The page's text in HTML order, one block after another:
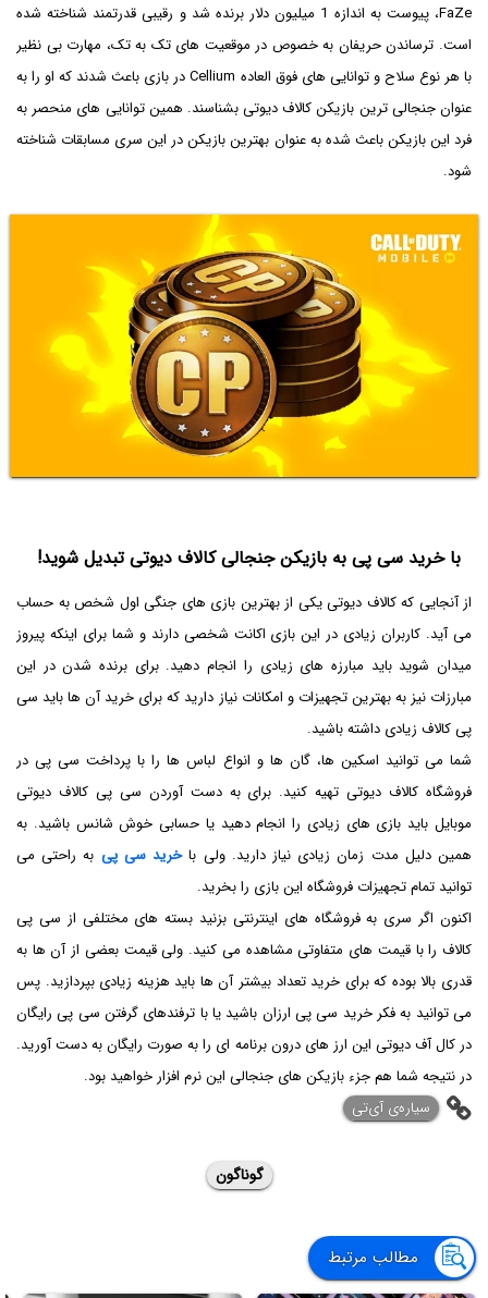
FaZe، پیوست به اندازه 1 میلیون دلار برنده شد و رقیبی قدرتمند شناخته شده
است. ترساندن حریفان به خصوص در موقعیت های تک به تک، مهارت بی نظیر
با هر نوع سلاح و توانایی های فوق العاده Cellium در بازی باعث شدند که او را به
عنوان جنجالی ترین بازیکن کالاف دیوتی بشناسند. همین توانایی های منحصر به
فرد این بازیکن باعث شده به عنوان بهترین بازیکن در این سری مسابقات شناخته
شود.
با خرید سی پی به بازیکن جنجالی کالاف دیوتی تبدیل شوید!
از آنجایی که کالاف دیوتی یکی از بهترین بازی های جنگی اول شخص به حساب
می آید. کاربران زیادی در این بازی اکانت شخصی دارند و شما برای اینکه پیروز
میدان شوید باید مبارزه های زیادی را انجام دهید. برای برنده شدن در این
مبارزات نیز به بهترین تجهیزات و امکانات نیاز دارید که برای خرید آن ها باید سی
پی کالاف زیادی داشته باشید.
شما می توانید اسکین ها، گان ها و انواع لباس ها را با پرداخت سی پی در
فروشگاه کالاف دیوتی تهیه کنید. برای به دست آوردن سی پی کالاف دیوتی
موبایل باید بازی های زیادی را انجام دهید یا حسابی خوش شانس باشید. به
همین دلیل مدت زمان زیادی نیاز دارید. ولی باخرید سی پی به راحتی می
توانید تمام تجهیزات فروشگاه این بازی را بخرید.
اکنون اگر سری به فروشگاه های اینترنتی بزنید بسته های مختلفی از سی پی
کالاف را با قیمت های متفاوتی مشاهده می کنید. ولی قیمت بعضی از آن ها به
قدری بالا بوده که برای خرید تعداد بیشتر آن ها باید هزینه زیادی بپردازید. پس
می توانید به فکر خرید سی پی ارزان باشید یا با ترفندهای گرفتن سی پی رایگان
در کال آف دیوتی این ارز های درون برنامه ای را به صورت رایگان به دست آورید.
در نتیجه شما هم جزء بازیکن های جنجالی این نرم افزار خواهید بود.
‌سیاره‌ی آی‌تی
گوناگون
مطالب مرتبط